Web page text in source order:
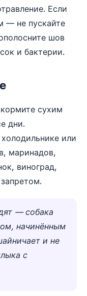
Если
— не пускайте
шов
и бактерии.
сухим
дни.
или
маринадов,
виноград,
— собака
начинённым
и не
с